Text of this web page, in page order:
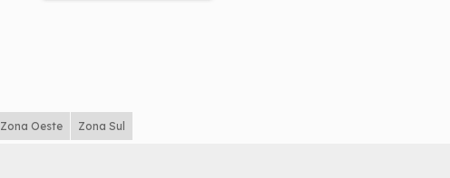
Zona Oeste Zona Sul